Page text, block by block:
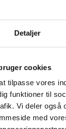
Detaljer
cookies
tilpasse vores
funktioner til
Vi deler også
med
også en
formålet
Vangsø.
er et